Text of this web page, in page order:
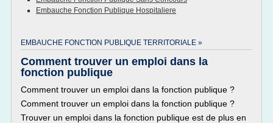
Embauche Fonction Publique Hospitaliere
EMBAUCHE FONCTION PUBLIQUE TERRITORIALE »
Comment trouver un emploi dans la
fonction publique
Comment trouver un emploi dans la fonction publique ?
Comment trouver un emploi dans la fonction publique ?
Trouver un emploi dans la fonction publique est de plus en